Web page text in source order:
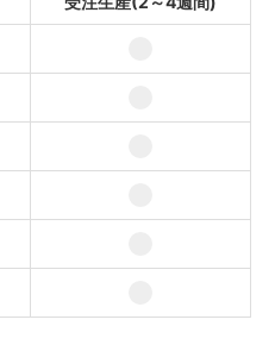
SOLD OUT
OTN
OCB